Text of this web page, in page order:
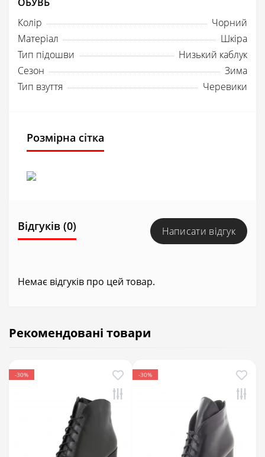
Колір
Чорний
Матеріал
Шкіра
Тип підошви
Низький каблук
Сезон
Зима
Тип взуття
Черевики
Розмірна сітка
Відгуків (0) Написати відгук
Немає відгуків про цей товар.
Рекомендовані товари
-30% -30%